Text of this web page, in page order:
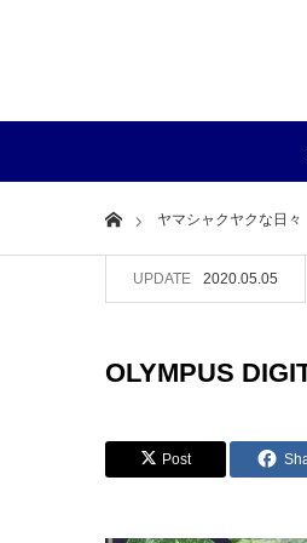
Homeヤマシャクヤクな日々
UPDATE 2020.05.05
OLYMPUS
Post